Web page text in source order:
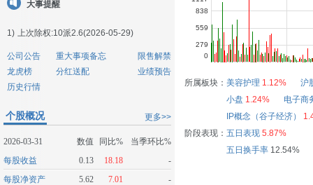
大事提醒
1) 上次除权:10派2.6(2026-05-29)
公司公告 重大事项备忘
限售解禁
龙虎榜
分红送配
业绩预告
历史行情
更多>>
个股概况
2026-03-31 数值 同比%
当季环比%
每股收益
0.13 18.18
-
每股净资产
5.62 7.01
-
所属板块： 美容护理 1.12%
沪
小盘 1.24%
电子商
IP概念（谷子经济）
阶段表现： 五日表现 5.87%
五日换手率12.54%